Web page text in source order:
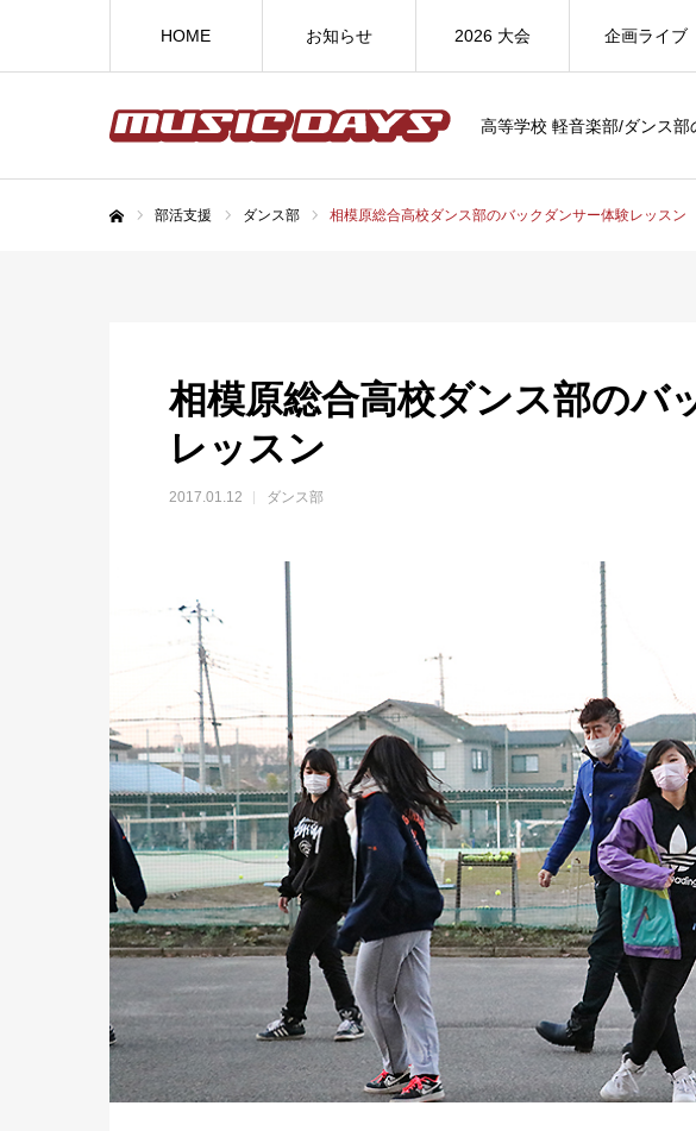
高等学校 軽音楽部/ダンス部
HOME お知らせ 2026 大会 企画ライブ
部活支援 ダンス部 相模原総合高校ダンス部のバックダンサー体験レッスン
相模原総合高校ダンス部のバ
レッスン
2017.01.12 ダンス部